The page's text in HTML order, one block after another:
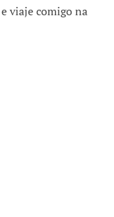
viaje comigo na